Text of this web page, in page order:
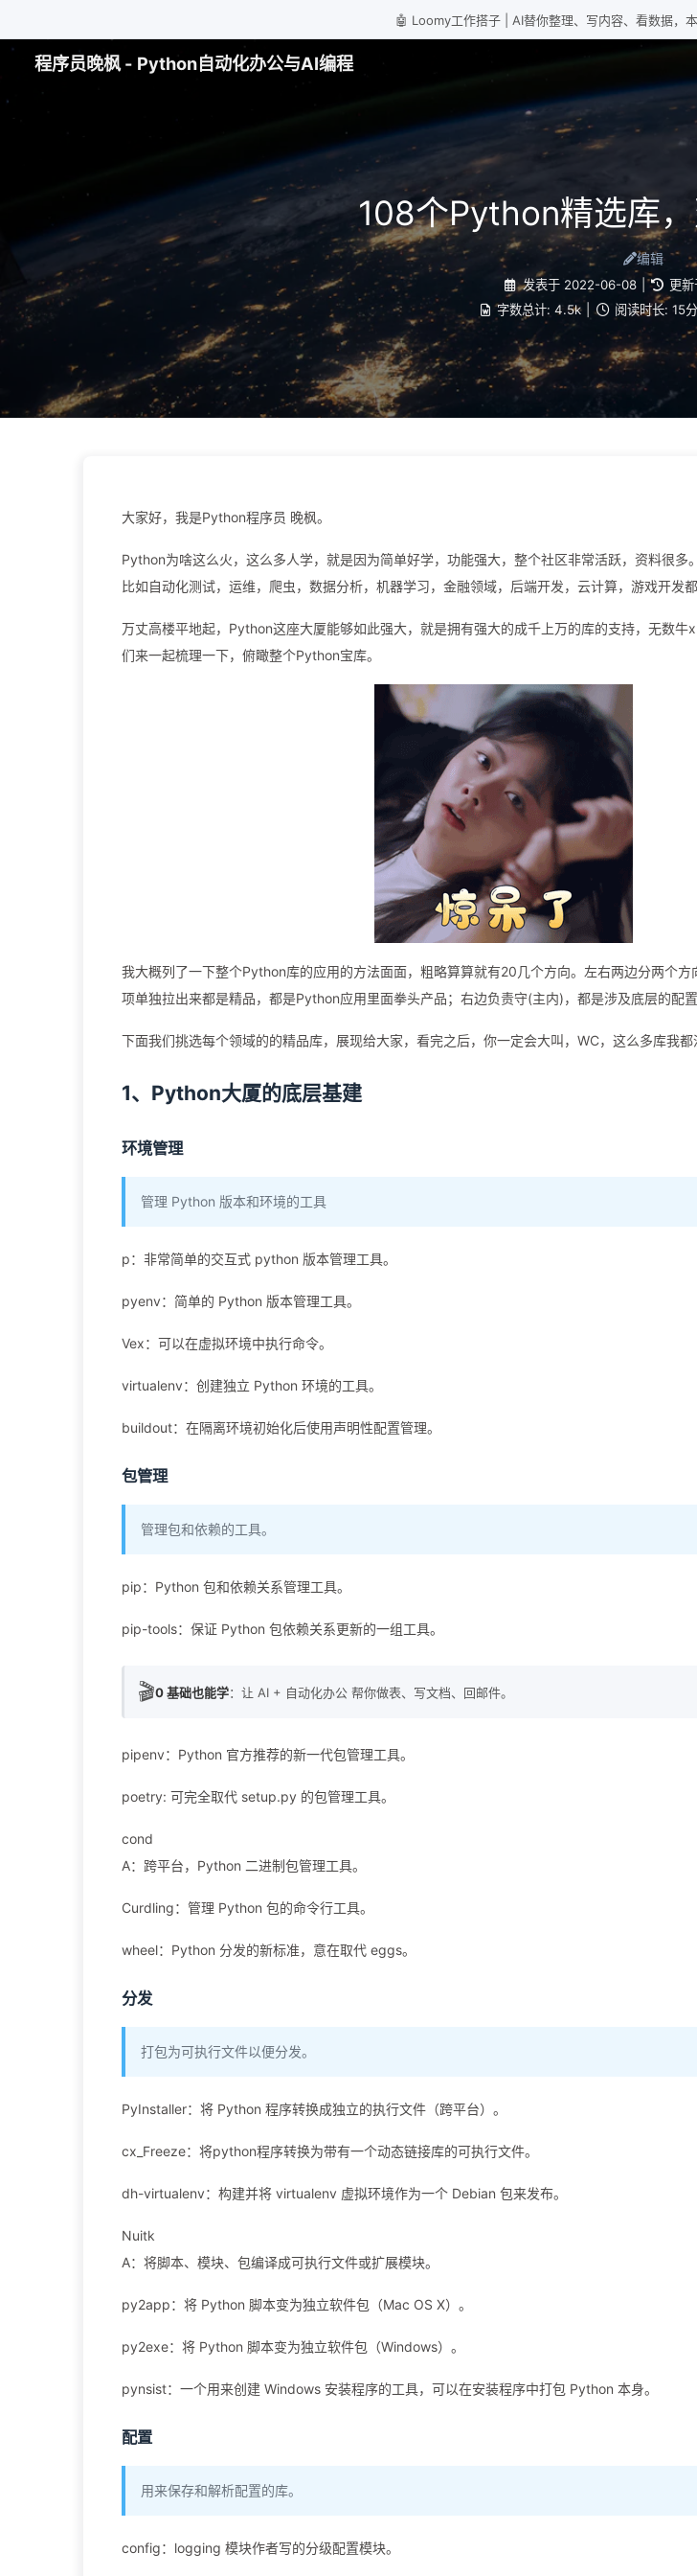
🤖 Loomy工作搭子 | AI替你整理、写内容、看数据，
程序员晚枫 - Python自动化办公与AI编程
108个Python精选库
编辑
发表于 2022-06-08 更新
字数总计: 4.5k 阅读时长: 15
大家好，我是Python程序员 晚枫。
Python为啥这么火，这么多人学，就是因为简单好学，功能强大，整个社区非常活跃，资料很多
比如自动化测试，运维，爬虫，数据分析，机器学习，金融领域，后端开发，云计算，游戏开发都
万丈高楼平地起，Python这座大厦能够如此强大，就是拥有强大的成千上万的库的支持，无数牛
们来一起梳理一下，俯瞰整个Python宝库。
我大概列了一下整个Python库的应用的方法面面，粗略算算就有20几个方向。左右两边分两个
项单独拉出来都是精品，都是Python应用里面拳头产品；右边负责守(主内)，都是涉及底层的配置
下面我们挑选每个领域的的精品库，展现给大家，看完之后，你一定会大叫，WC，这么多库我
1、Python大厦的底层基建
环境管理
管理 Python 版本和环境的工具
p：非常简单的交互式 python 版本管理工具。
pyenv：简单的 Python 版本管理工具。
Vex：可以在虚拟环境中执行命令。
virtualenv：创建独立 Python 环境的工具。
buildout：在隔离环境初始化后使用声明性配置管理。
包管理
管理包和依赖的工具。
pip：Python 包和依赖关系管理工具。
pip-tools：保证 Python 包依赖关系更新的一组工具。
🎬0 基础也能学：让 AI + 自动化办公 帮你做表、写文档、回邮件。
pipenv：Python 官方推荐的新一代包管理工具。
poetry: 可完全取代 setup.py 的包管理工具。
cond
A：跨平台，Python 二进制包管理工具。
Curdling：管理 Python 包的命令行工具。
wheel：Python 分发的新标准，意在取代 eggs。
分发
打包为可执行文件以便分发。
PyInstaller：将 Python 程序转换成独立的执行文件（跨平台）。
cx_Freeze：将python程序转换为带有一个动态链接库的可执行文件。
dh-virtualenv：构建并将 virtualenv 虚拟环境作为一个 Debian 包来发布。
Nuitk
A：将脚本、模块、包编译成可执行文件或扩展模块。
py2app：将 Python 脚本变为独立软件包（Mac OS X）。
py2exe：将 Python 脚本变为独立软件包（Windows）。
pynsist：一个用来创建 Windows 安装程序的工具，可以在安装程序中打包 Python 本身。
配置
用来保存和解析配置的库。
config：logging 模块作者写的分级配置模块。